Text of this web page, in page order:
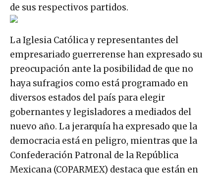
de sus respectivos partidos.
La Iglesia Católica y representantes del
empresariado guerrerense han expresado su
preocupación ante la posibilidad de que no
haya sufragios como está programado en
diversos estados del país para elegir
gobernantes y legisladores a mediados del
nuevo año. La jerarquía ha expresado que la
democracia está en peligro, mientras que la
Confederación Patronal de la República
Mexicana (COPARMEX) destaca que están en